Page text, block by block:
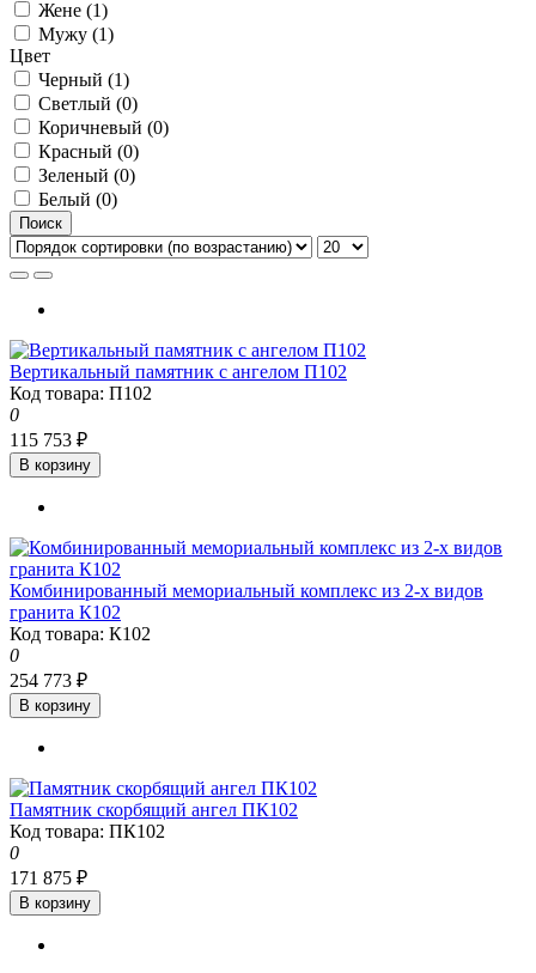
Жене (1)
Мужу (1)
Цвет
Черный (1)
Светлый (0)
Коричневый (0)
Красный (0)
Зеленый (0)
Белый (0)
Поиск
Вертикальный памятник с ангелом П102
Код товара: П102
0
115 753 ₽
В корзину
Комбинированный мемориальный комплекс из 2-х видов
гранита К102
Код товара: К102
0
254 773 ₽
В корзину
Памятник скорбящий ангел ПК102
Код товара: ПК102
0
171 875 ₽
В корзину